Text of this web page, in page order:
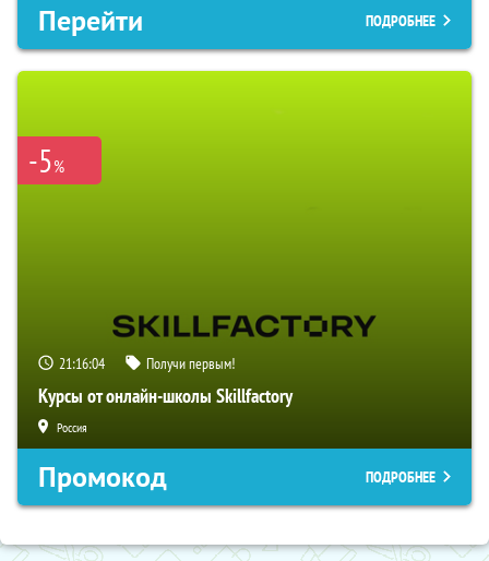
Перейти ПОДРОБНЕЕ
-5%
21:16:04 Получи первым!
Курсы от онлайн-школы Skillfactory
Россия
Промокод ПОДРОБНЕЕ